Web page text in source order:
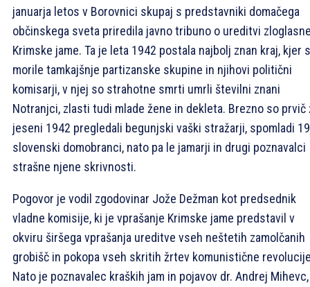
januarja letos v Borovnici skupaj s predstavniki domačega
občinskega sveta priredila javno tribuno o ureditvi
Krimske jame. Ta je leta 1942 postala najbolj znan kraj, kjer
morile tamkajšnje partizanske skupine in njihovi politični
komisarji, v njej so strahotne smrti umrli številni znani
Notranjci, zlasti tudi mlade žene in dekleta. Brezno so prvič
jeseni 1942 pregledali begunjski vaški stražarji, spomladi
slovenski domobranci, nato pa le jamarji in drugi poznavalci
strašne njene skrivnosti.
Pogovor je vodil zgodovinar Jože Dežman kot predsednik
vladne komisije, ki je vprašanje Krimske jame predstavil v
okviru širšega vprašanja ureditve vseh neštetih zamolčanih
grobišč in pokopa vseh skritih žrtev komunistične
Nato je poznavalec kraških jam in pojavov dr. Andrej Mihevc,